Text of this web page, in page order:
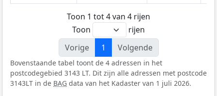
Toon 1 tot 4 van 4 rijen
Toon
rijen
Vorige
1 Volgende
Bovenstaande tabel toont de 4 adressen in het
postcodegebied 3143 LT. Dit zijn alle adressen met postcode
3143LT in de BAG data van het Kadaster van 1 juli 2026.